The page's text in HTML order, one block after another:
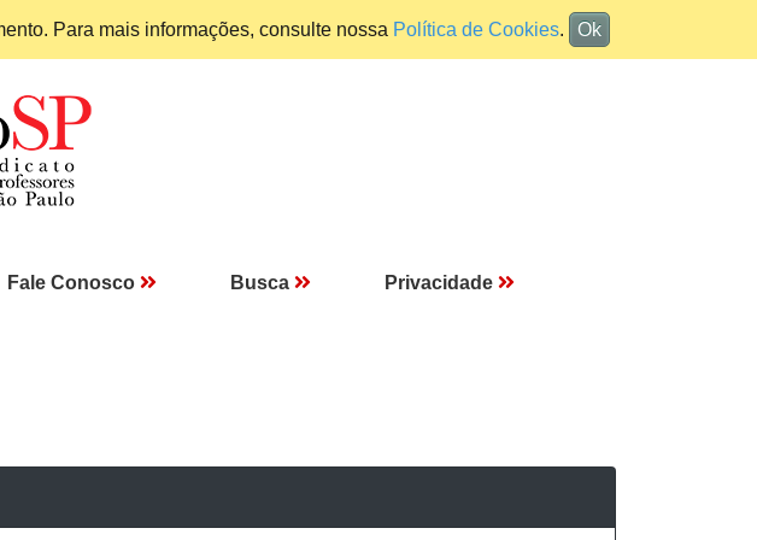
Para mais informações, consulte nossa Política de Cookies. Ok
Fale Conosco Busca Privacidade